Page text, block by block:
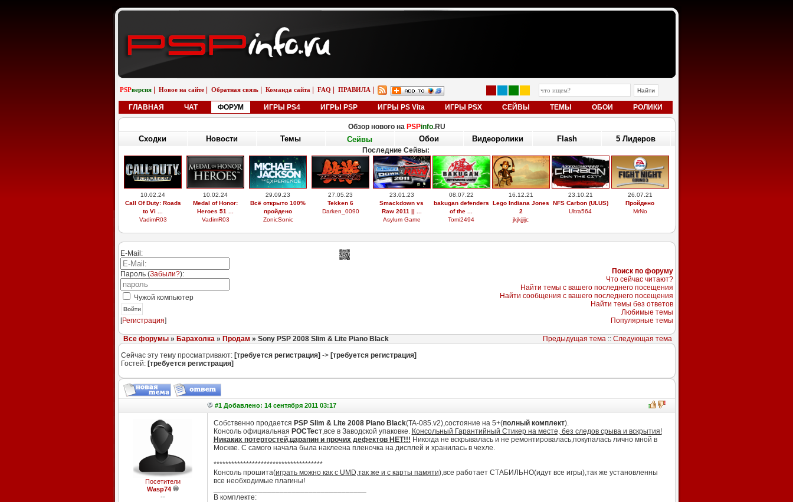
PSPверсия Новое на сайте Обратная связь Команда сайта FAQ ПРАВИЛА
ГЛАВНАЯ ЧАТ ФОРУМ ИГРЫ PS4 ИГРЫ PSP ИГРЫ PS Vita ИГРЫ PSX СЕЙВЫ ТЕМЫ ОБОИ РОЛИКИ
Обзор нового на PSPinfo.RU
Сходки Новости Темы Сейвы Обои Видеоролики Flash 5 Лидеров
Последние Сейвы:
10.02.24
Call Of Duty: Roads
to Vi ...
VadimR03
10.02.24
Medal of Honor:
Heroes 51 ...
VadimR03
29.09.23
Всё открыто 100%
пройдено
ZonicSonic
27.05.23
Tekken 6
Darken_0090
23.01.23
Smackdown vs
Raw 2011 || ...
Asylum Game
08.07.22
bakugan defenders
of the ...
Tomi2494
16.12.21
Lego Indiana Jones
2
jkjkjjijc
23.10.21
NFS Carbon (ULUS)
Ultra564
26.07.21
Пройдено
MrNo
E-Mail:
Пароль (Забыли?):
Чужой компьютер
Войти
[Регистрация]
Поиск по форуму
Что сейчас читают?
Найти темы с вашего последнего посещения
Найти сообщения с вашего последнего посещения
Найти темы без ответов
Любимые темы
Популярные темы
Все форумы» Барахолка» Продам » Sony PSP 2008 Slim & Lite Piano Black Предыдущая тема:: Следующая тема
Сейчас эту тему просматривают: [требуется регистрация] -> [требуется регистрация]
Гостей: [требуется регистрация]
#1 Добавлено: 14 сентября 2011 03:17
Посетители
Wasp74
--
Собственно продается PSP Slim & Lite 2008 Piano Black(TA-085.v2),состояние на 5+(полный комплект).
Консоль официальная РОСТест,все в Заводской упаковке. Консольный Гарантийный Стикер на месте, без следов срыва и вскрытия!
Никаких потертостей,царапин и прочих дефектов НЕТ!!! Никогда не вскрывалась и не ремонтировалась,покупалась лично мной в
Москве. С самого начала была наклеена пленочка на дисплей и хранилась в чехле.
*************************************
Консоль прошита(играть можно как с UMD,так же и с карты памяти),все работает СТАБИЛЬНО(идут все игры),так же установленны
все необходимые плагины!
В комплекте: